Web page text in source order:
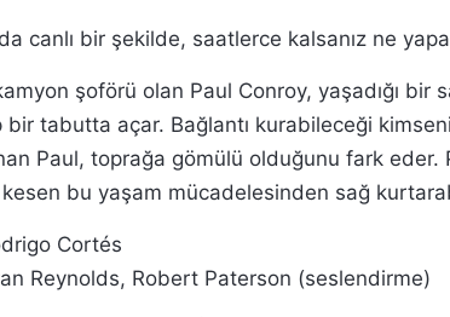
canlı bir şekilde, saatlerce kalsanız ne
şoförü olan Paul Conroy, yaşadığı bir
tabutta açar. Bağlantı kurabileceği
Paul, toprağa gömülü olduğunu fark eder.
bu yaşam mücadelesinden sağ
Cortés
Reynolds, Robert Paterson (seslendirme)